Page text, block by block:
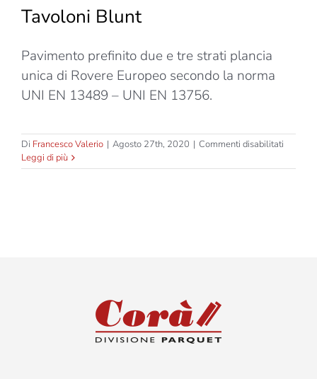
Tavoloni Blunt
Pavimento prefinito due e tre strati plancia
unica di Rovere Europeo secondo la norma
UNI EN 13489 – UNI EN 13756.
Di Francesco Valerio | Agosto 27th, 2020 | Commenti disabilitati
1919
Leggi di più